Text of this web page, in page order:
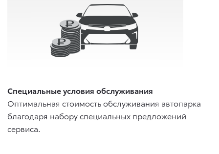
Специальные условия обслуживания
Оптимальная стоимость обслуживания автопарка
благодаря набору специальных предложений
сервиса.